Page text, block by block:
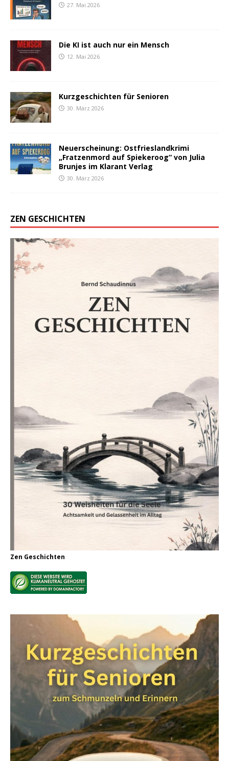
27. Mai 2026
Die KI ist auch nur ein Mensch
12. Mai 2026
Kurzgeschichten für Senioren
30. März 2026
Neuerscheinung: Ostfrieslandkrimi
„Fratzenmord auf Spiekeroog“ von Julia
Brunjes im Klarant Verlag
30. März 2026
ZEN GESCHICHTEN
Zen Geschichten